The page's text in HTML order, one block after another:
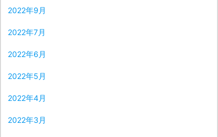
2022年9月
2022年7月
2022年6月
2022年5月
2022年4月
2022年3月